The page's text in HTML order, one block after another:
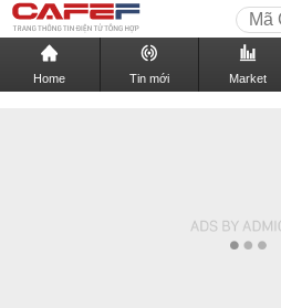
Home Tin mới Market